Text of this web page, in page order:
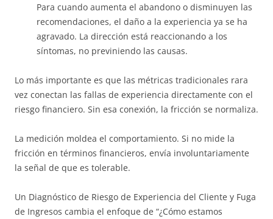
Para cuando aumenta el abandono o disminuyen las
recomendaciones, el daño a la experiencia ya se ha
agravado. La dirección está reaccionando a los
síntomas, no previniendo las causas.
Lo más importante es que las métricas tradicionales rara
vez conectan las fallas de experiencia directamente con el
riesgo financiero. Sin esa conexión, la fricción se normaliza.
La medición moldea el comportamiento. Si no mide la
fricción en términos financieros, envía involuntariamente
la señal de que es tolerable.
Un Diagnóstico de Riesgo de Experiencia del Cliente y Fuga
de Ingresos cambia el enfoque de “¿Cómo estamos